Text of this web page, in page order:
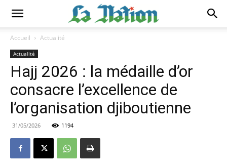
Accueil Actualité
Actualité
Hajj 2026 : la médaille d’or
consacre l’excellence de
l’organisation djiboutienne
31/05/2026 1194